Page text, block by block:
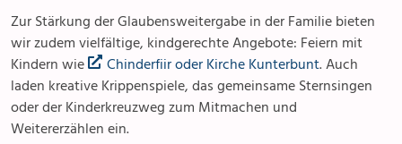
Zur Stärkung der Glaubensweitergabe in der Familie bieten
wir zudem vielfältige, kindgerechte Angebote: Feiern mit
Kindern wie
Chinderfiir oder Kirche Kunterbunt. Auch
laden kreative Krippenspiele, das gemeinsame Sternsingen
oder der Kinderkreuzweg zum Mitmachen und
Weitererzählen ein.
Kirchen & Kapellen
Pfarreizentren
Erwachsene
Senioren
Spiritualität